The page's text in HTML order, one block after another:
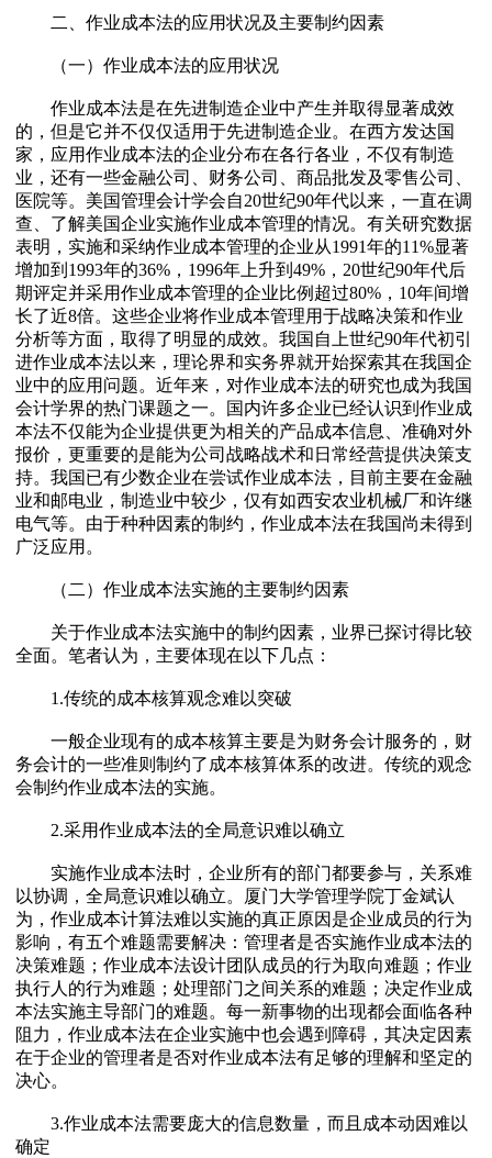
二、作业成本法的应用状况及主要制约因素
（一）作业成本法的应用状况
作业成本法是在先进制造企业中产生并取得显著成效
的，但是它并不仅仅适用于先进制造企业。在西方发达国
家，应用作业成本法的企业分布在各行各业，不仅有制造
业，还有一些金融公司、财务公司、商品批发及零售公司、
医院等。美国管理会计学会自20世纪90年代以来，一直在调
查、了解美国企业实施作业成本管理的情况。有关研究数据
表明，实施和采纳作业成本管理的企业从1991年的11%显著
增加到1993年的36%，1996年上升到49%，20世纪90年代后
期评定并采用作业成本管理的企业比例超过80%，10年间增
长了近8倍。这些企业将作业成本管理用于战略决策和作业
分析等方面，取得了明显的成效。我国自上世纪90年代初引
进作业成本法以来，理论界和实务界就开始探索其在我国企
业中的应用问题。近年来，对作业成本法的研究也成为我国
会计学界的热门课题之一。国内许多企业已经认识到作业成
本法不仅能为企业提供更为相关的产品成本信息、准确对外
报价，更重要的是能为公司战略战术和日常经营提供决策支
持。我国已有少数企业在尝试作业成本法，目前主要在金融
业和邮电业，制造业中较少，仅有如西安农业机械厂和许继
电气等。由于种种因素的制约，作业成本法在我国尚未得到
广泛应用。
（二）作业成本法实施的主要制约因素
关于作业成本法实施中的制约因素，业界已探讨得比较
全面。笔者认为，主要体现在以下几点：
1.传统的成本核算观念难以突破
一般企业现有的成本核算主要是为财务会计服务的，财
务会计的一些准则制约了成本核算体系的改进。传统的观念
会制约作业成本法的实施。
2.采用作业成本法的全局意识难以确立
实施作业成本法时，企业所有的部门都要参与，关系难
以协调，全局意识难以确立。厦门大学管理学院丁金斌认
为，作业成本计算法难以实施的真正原因是企业成员的行为
影响，有五个难题需要解决：管理者是否实施作业成本法的
决策难题；作业成本法设计团队成员的行为取向难题；作业
执行人的行为难题；处理部门之间关系的难题；决定作业成
本法实施主导部门的难题。每一新事物的出现都会面临各种
阻力，作业成本法在企业实施中也会遇到障碍，其决定因素
在于企业的管理者是否对作业成本法有足够的理解和坚定的
决心。
3.作业成本法需要庞大的信息数量，而且成本动因难以
确定